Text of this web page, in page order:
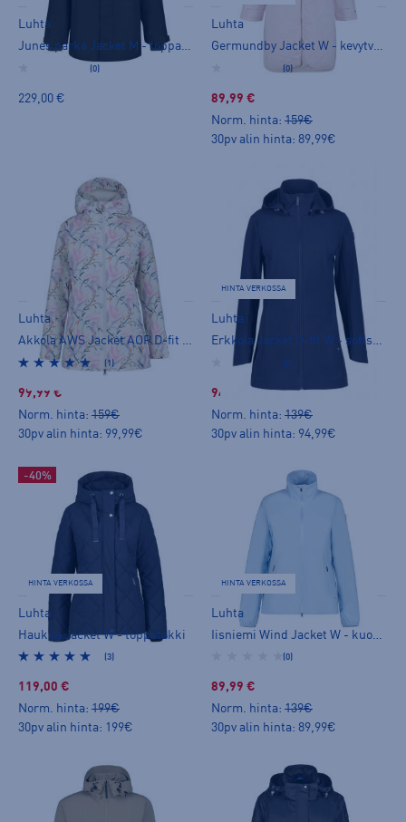
Luhta
Junes parka Jacket M - toppatakki
(0)
229,00 €
Luhta
Germundby Jacket W - kevytvanutakki
(0)
89,99 €
Norm. hinta: 159€
30pv alin hinta: 89,99€
Luhta
Akkola AWS Jacket AOP D-fit W - kuoritakki
(1)
99,99 €
Norm. hinta: 159€
30pv alin hinta: 99,99€
HINTA VERKOSSA
Luhta
Erkkola Jacket D-fit W - softshelltakki
(0)
94,99 €
Norm. hinta: 139€
30pv alin hinta: 94,99€
-40%
HINTA VERKOSSA
Luhta
Haukka Jacket W - toppatakki
(3)
119,00 €
Norm. hinta: 199€
30pv alin hinta: 199€
HINTA VERKOSSA
Luhta
(0)
89,99 €
Norm. hinta: 139€
30pv alin hinta: 89,99€